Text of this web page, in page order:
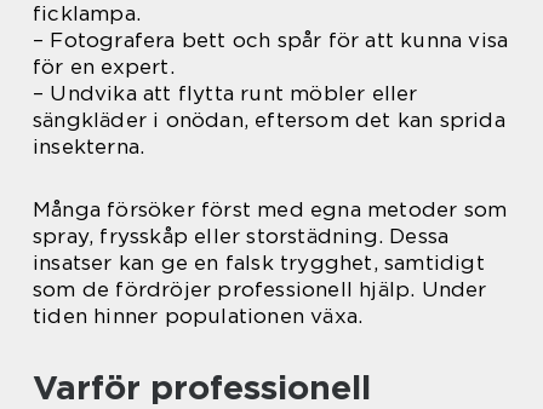
ficklampa.
– Fotografera bett och spår för att kunna visa
för en expert.
– Undvika att flytta runt möbler eller
sängkläder i onödan, eftersom det kan sprida
insekterna.
Många försöker först med egna metoder som
spray, frysskåp eller storstädning. Dessa
insatser kan ge en falsk trygghet, samtidigt
som de fördröjer professionell hjälp. Under
tiden hinner populationen växa.
Varför professionell